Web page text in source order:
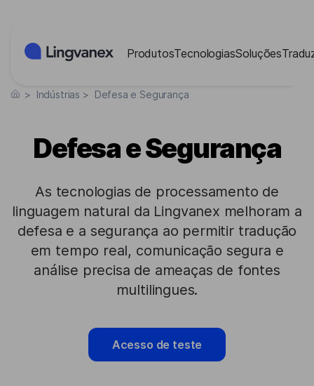
ProdutosTecnologiasSoluções
> Indústrias > Defesa e Segurança
Defesa e Segurança
As tecnologias de processamento de
linguagem natural da Lingvanex melhoram a
defesa e a segurança ao permitir tradução
em tempo real, comunicação segura e
análise precisa de ameaças de fontes
multilingues.
Acesso de teste